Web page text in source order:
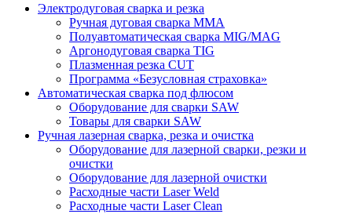
Электродуговая сварка и резка
Ручная дуговая сварка MMA
Полуавтоматическая сварка MIG/MAG
Аргонодуговая сварка TIG
Плазменная резка CUT
Программа «Безусловная страховка»
Автоматическая сварка под флюсом
Оборудование для сварки SAW
Товары для сварки SAW
Ручная лазерная сварка, резка и очистка
Оборудование для лазерной сварки, резки и
очистки
Оборудование для лазерной очистки
Расходные части Laser Weld
Расходные части Laser Clean